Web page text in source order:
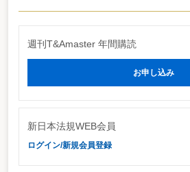
奥山章雄日本公認会計士協会会長は1月16日の
チームが発足することを明らかにした。
は、1ヶ月程度、銀行監査と金融庁検査とで貸付
乖離が存在するのかにつき情報収集し、検討結
に協会会員に配布することを予定している。
週刊T&Amaster 年間購読
お申し込み
新日本法規WEB会員
ログイン/新規会員登録